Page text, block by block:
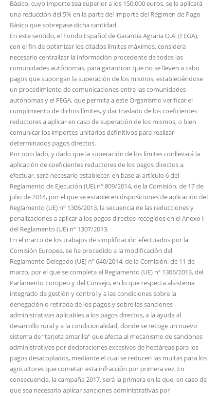
Básico, cuyo importe sea superior a los 150.000 euros, se le aplicará
una reducción del 5% en la parte del importe del Régimen de Pago
Básico que sobrepase dicha cantidad.
En este sentido, el Fondo Español de Garantía Agraria O.A. (FEGA),
con el fin de optimizar los citados límites máximos, considera
necesario centralizar la información procedente de todas las
comunidades autónomas, para garantizar que no se lleven a cabo
pagos que supongan la superación de los mismos, estableciéndose
un procedimiento de comunicaciones entre las comunidades
autónomas y el FEGA, que permita a este Organismo verificar el
cumplimiento de dichos límites, y dar traslado de los coeficientes
reductores a aplicar en caso de superación de los mismos; o bien
comunicar los importes unitarios definitivos para realizar
determinados pagos directos.
Por otro lado, y dado que la superación de los límites conllevará la
aplicación de coeficientes reductores de los pagos directos a
efectuar, será necesario establecer, en base al artículo 6 del
Reglamento de Ejecución (UE) nº 809/2014, de la Comisión, de 17 de
julio de 2014, por el que se establecen disposiciones de aplicación del
Reglamento (UE) nº 1306/2013, la secuencia de las reducciones y
penalizaciones a aplicar a los pagos directos recogidos en el Anexo I
del Reglamento (UE) nº 1307/2013.
En el marco de los trabajos de simplificación efectuados por la
Comisión Europea, se ha procedido a la modificación del
Reglamento Delegado (UE) nº 640/2014, de la Comisión, de 11 de
marzo, por el que se completa el Reglamento (UE) nº 1306/2013, del
Parlamento Europeo y del Consejo, en lo que respecta alsistema
integrado de gestión y control y a las condiciones sobre la
denegación o retirada de los pagos y sobre las sanciones
administrativas aplicables a los pagos directos, a la ayuda al
desarrollo rural y a la condicionalidad, donde se recoge un nuevo
sistema de “tarjeta amarilla” que afecta al mecanismo de sanciones
administrativas por declaraciones excesivas de hectáreas para los
pagos desacoplados, mediante el cual se reducen las multas para los
agricultores que cometan esta infracción por primera vez. En
consecuencia, la campaña 2017, será la primera en la que, en caso de
que sea necesario aplicar sanciones administrativas por